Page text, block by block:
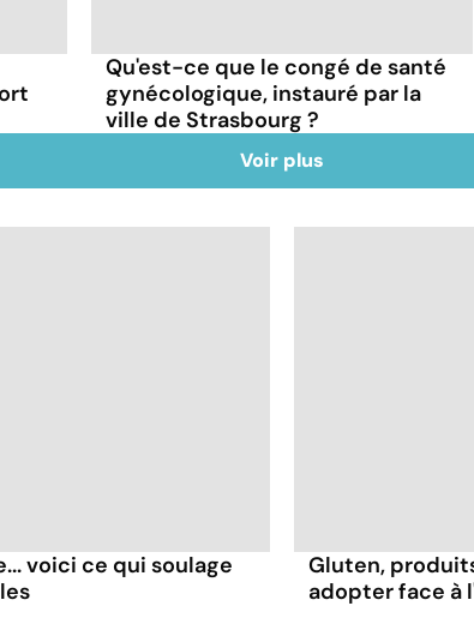
Qu'est-ce que le congé de santé
gynécologique, instauré par la
ville de Strasbourg ?
Voir plus
voici ce qui soulage
Gluten,
adopter face à